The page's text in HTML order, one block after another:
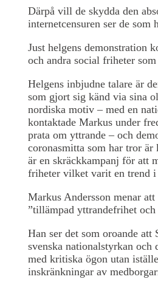
Därpå vill de skydda den
internetcensuren ser de som
Just helgens demonstration
och andra social friheter
Helgens inbjudne talare är
som gjort sig känd via sina
nordiska motiv – med en
kontaktade Markus under
prata om yttrande – och
coronasmitta som har tror
är en skräckkampanj för att
friheter vilket varit en trend i
Markus Andersson menar
”tillämpad yttrandefrihet
Han ser det som oroande
svenska nationalstyrkan och
med kritiska ögon utan
inskränkningar av